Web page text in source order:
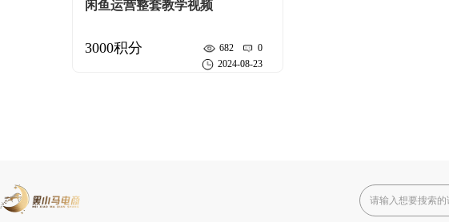
闲鱼运营整套教学视频
3000积分 0
682
2024-08-23